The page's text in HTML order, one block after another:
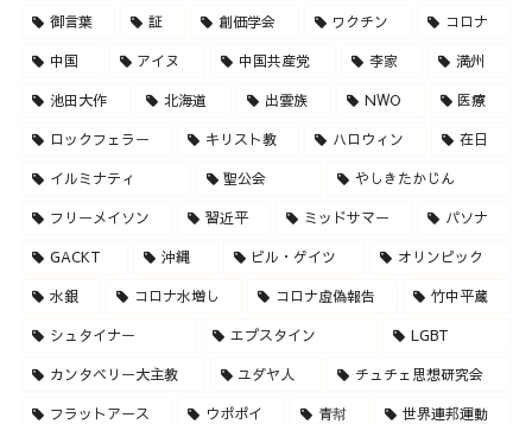
御言葉 証 創価学会 ワクチン コロナ
中国 アイヌ 中国共産党 李家 満州
池田大作 北海道 出雲族 NWO 医療
ロックフェラー キリスト教 ハロウィン 在日
イルミナティ 聖公会 やしきたかじん
フリーメイソン 習近平 ミッドサマー パソナ
GACKT 沖縄 ビル・ゲイツ オリンピック
水銀 コロナ水増し コロナ虚偽報告 竹中平蔵
シュタイナー エプスタイン LGBT
カンタベリー大主教 ユダヤ人 チュチェ思想研究会
フラットアース ウポポイ 青幇 世界連邦運動